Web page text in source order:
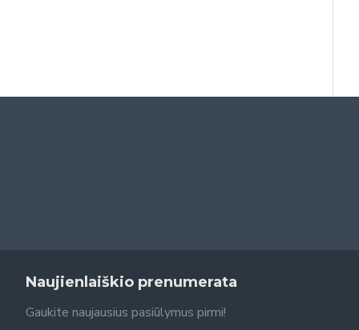
Naujienlaiškio prenumerata
Gaukite naujausius pasiūlymus pirmi!